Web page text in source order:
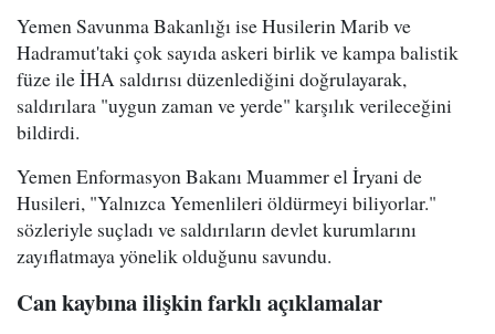
Yemen Savunma Bakanlığı ise Husilerin Marib ve
Hadramut'taki çok sayıda askeri birlik ve kampa balistik
füze ile İHA saldırısı düzenlediğini doğrulayarak,
saldırılara "uygun zaman ve yerde" karşılık verileceğini
bildirdi.
Yemen Enformasyon Bakanı Muammer el İryani de
Husileri, "Yalnızca Yemenlileri öldürmeyi biliyorlar."
sözleriyle suçladı ve saldırıların devlet kurumlarını
zayıflatmaya yönelik olduğunu savundu.
Can kaybına ilişkin farklı açıklamalar